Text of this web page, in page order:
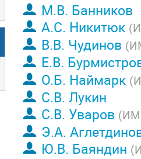
M.В. Банников
А.С. Никитюк (
В.В. Чудинов (
Е.В.
О.Б. Наймарк (
С.В. Лукин
С.В. Уваров (
Э.А.
Ю.В. Баяндин (